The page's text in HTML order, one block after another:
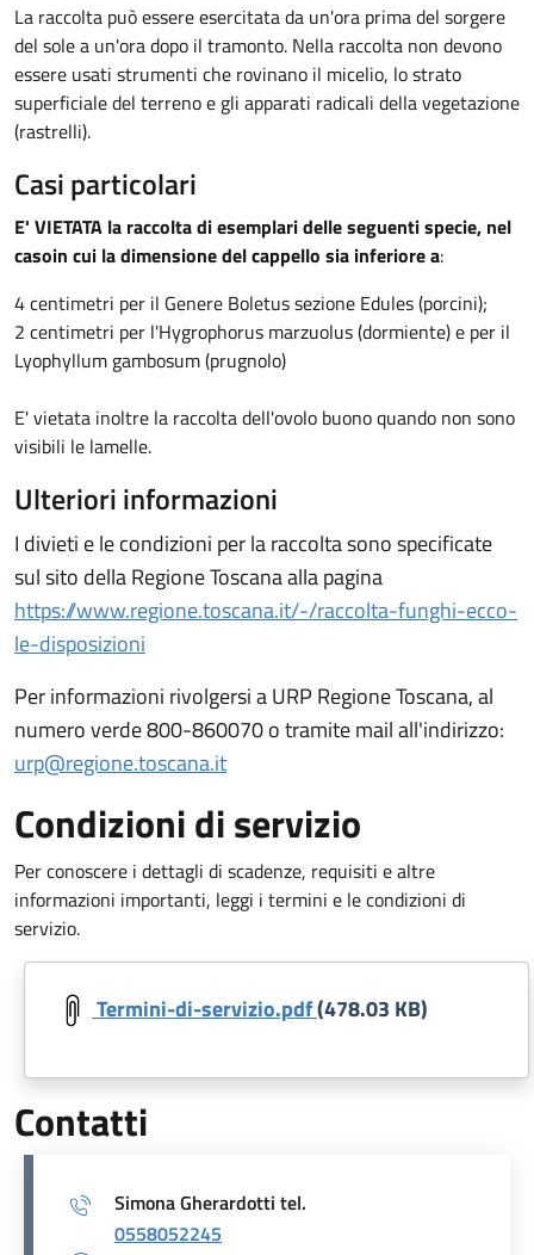
La raccolta può essere esercitata da un'ora prima del sorgere
del sole a un'ora dopo il tramonto. Nella raccolta non devono
essere usati strumenti che rovinano il micelio, lo strato
superficiale del terreno e gli apparati radicali della vegetazione
(rastrelli).
Casi particolari
E' VIETATA la raccolta di esemplari delle seguenti specie, nel
casoin cui la dimensione del cappello sia inferiore a:
4 centimetri per il Genere Boletus sezione Edules (porcini);
2 centimetri per l'Hygrophorus marzuolus (dormiente) e per il
Lyophyllum gambosum (prugnolo)
E' vietata inoltre la raccolta dell'ovolo buono quando non sono
visibili le lamelle.
Ulteriori informazioni
I divieti e le condizioni per la raccolta sono specificate
sul sito della Regione Toscana alla pagina
https://www.regione.toscana.it/-/raccolta-funghi-ecco-
le-disposizioni
Per informazioni rivolgersi a URP Regione Toscana, al
numero verde 800-860070 o tramite mail all'indirizzo:
urp@regione.toscana.it
Condizioni di servizio
Per conoscere i dettagli di scadenze, requisiti e altre
informazioni importanti, leggi i termini e le condizioni di
servizio.
Document
Termini-di-servizio.pdf(478.03 KB)
Contatti
Simona Gherardotti tel.
0558052245